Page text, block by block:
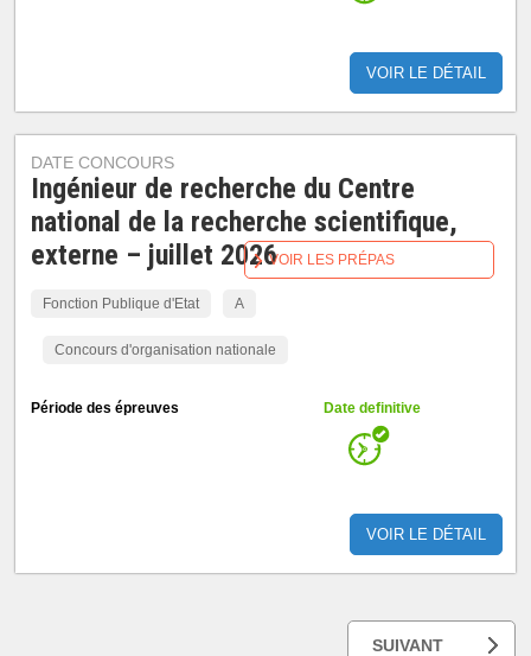
VOIR LE DÉTAIL
DATE CONCOURS
Ingénieur de recherche du Centre
national de la recherche scientifique,
externe – juillet 2026
Fonction Publique d'Etat A
Concours d'organisation nationale
Période des épreuves Date definitive
VOIR LE DÉTAIL
VOIR LES PRÉPAS
SUIVANT